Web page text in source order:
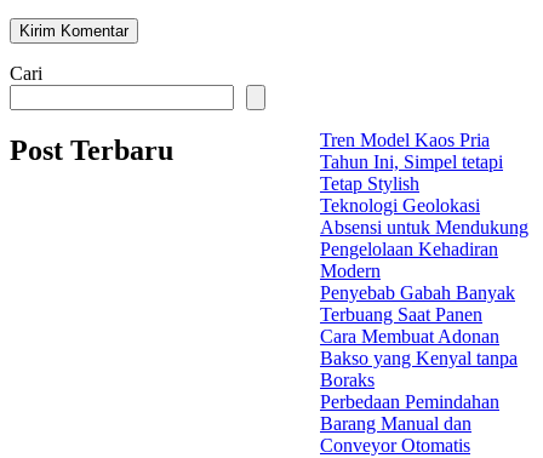
Cari
Post Terbaru
Tren Model Kaos Pria
Tahun Ini, Simpel tetapi
Tetap Stylish
Teknologi Geolokasi
Absensi untuk Mendukung
Pengelolaan Kehadiran
Modern
Penyebab Gabah Banyak
Terbuang Saat Panen
Cara Membuat Adonan
Bakso yang Kenyal tanpa
Boraks
Perbedaan Pemindahan
Barang Manual dan
Conveyor Otomatis